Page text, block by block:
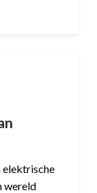
elektrische
wereld